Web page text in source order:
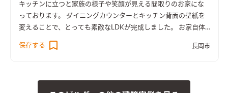
キッチンに立つと家族の様子や笑顔が見える間取りのお家にな
っております。 ダイニングカウンターとキッチン背面の壁紙を
変えることで、とっても素敵なLDKが完成しました。 お家自体
は完成しましたが、これからお施主様自ら色々と造りこまれる
ということで、ある意味未完成でもあり、これからの完成が楽し
保存する 長岡市